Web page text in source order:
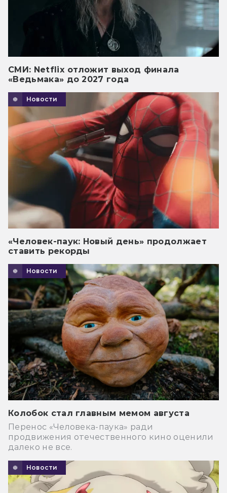
СМИ: Netflix отложит выход финала
«Ведьмака» до 2027 года
Новости
«Человек-паук: Новый день» продолжает
ставить рекорды
Новости
Колобок стал главным мемом августа
Перенос «Человека-паука» ради
продвижения отечественного кино оценили
далеко не все.
Новости